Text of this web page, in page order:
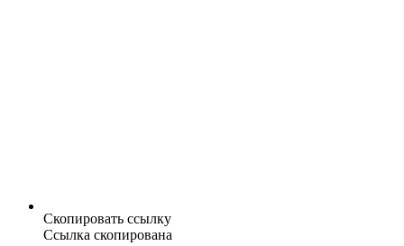
Скопировать ссылку
Ссылка скопирована